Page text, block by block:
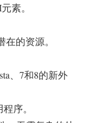
素。
的资源。
、7和8的新外
序。